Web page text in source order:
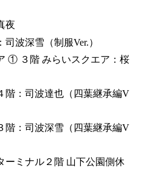
夜
波深雪（制服Ver.）
① ３階 みらいスクエア：桜
階：司波達也（四葉継承編V
階：司波深雪（四葉継承編V
ーミナル２階 ⼭下公園側休